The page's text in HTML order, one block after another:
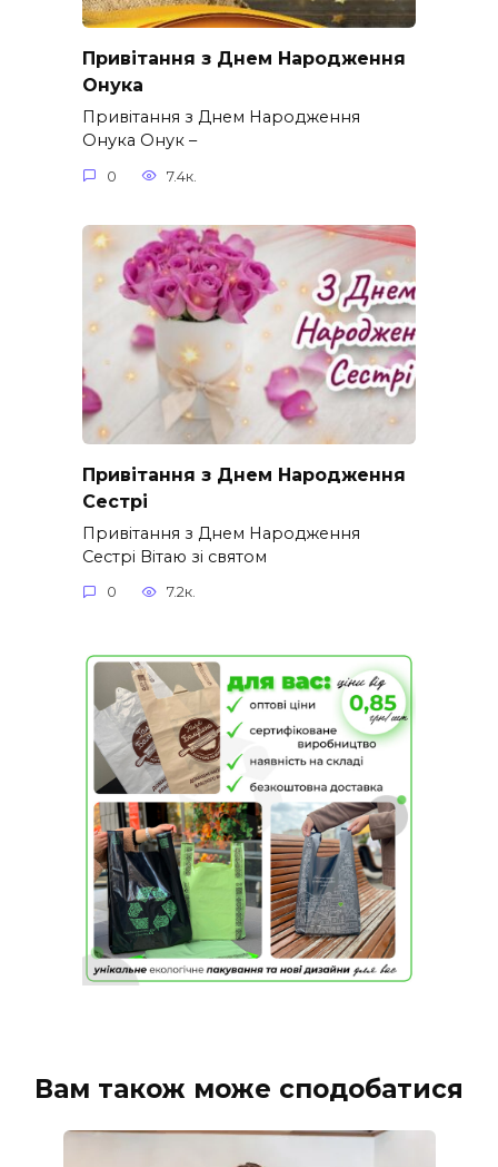
Привітання з Днем Народження
Онука
Привітання з Днем Народження
Онука Онук –
0 7.4к.
Привітання з Днем Народження
Сестрі
Привітання з Днем Народження
Сестрі Вітаю зі святом
0 7.2к.
Вам також може сподобатися